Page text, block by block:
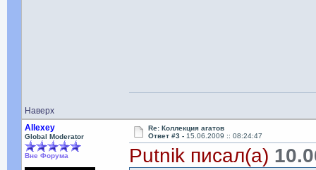
Наверх
Allexey
Global Moderator
Вне Форума
Re: Коллекция агатов
Ответ #3 - 15.06.2009 :: 08:24:47
Putnik писал(а)